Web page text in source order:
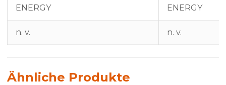
ENERGY ENERGY
n. v. n. v.
Ähnliche Produkte